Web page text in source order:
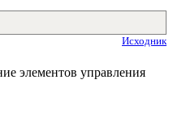
Исходник
элементов управления